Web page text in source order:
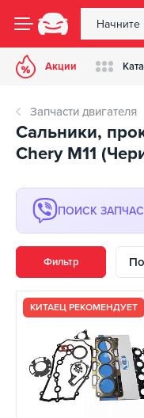
Акции
Запчасти двигателя
Сальники,
Chery M11
ПОИСК
Фильтр
КИТАЕЦ РЕКОМЕНДУЕТ